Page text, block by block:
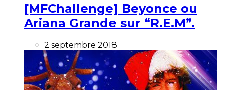
[MFChallenge] Beyonce ou
Ariana Grande sur “R.E.M”.
2 septembre 2018